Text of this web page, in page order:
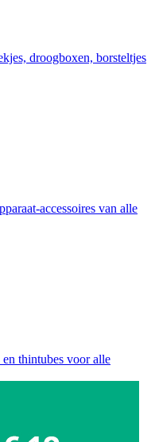
droogboxen, borsteltjes
accessoires van alle
en thintubes voor alle